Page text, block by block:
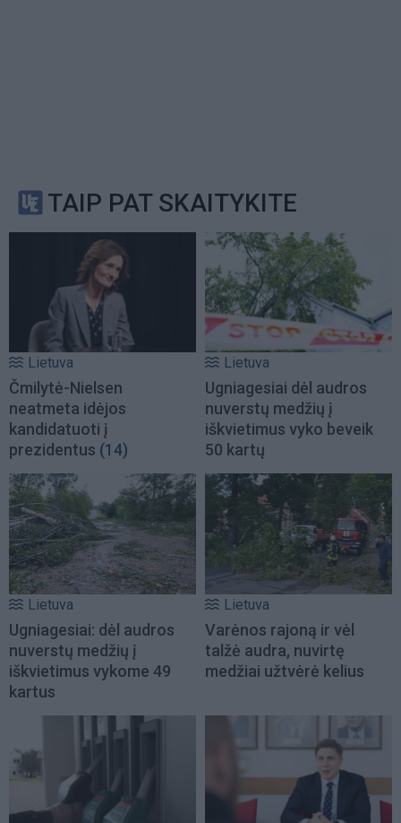
TAIP PAT SKAITYKITE
Lietuva
Čmilytė-Nielsen
neatmeta idėjos
kandidatuoti į
prezidentus (14)
Lietuva
Ugniagesiai dėl audros
nuverstų medžių į
iškvietimus vyko beveik
50 kartų
Lietuva
Ugniagesiai: dėl audros
nuverstų medžių į
iškvietimus vykome 49
kartus
Lietuva
Varėnos rajoną ir vėl
talžė audra, nuvirtę
medžiai užtvėrė kelius